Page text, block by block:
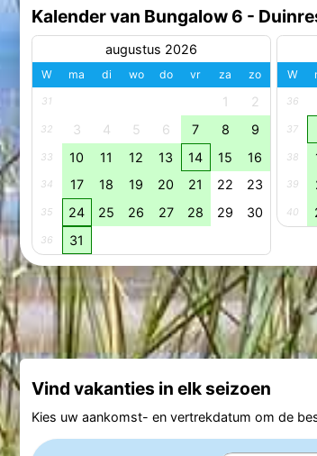
Kalender van Bungalow 6 -
augustus 2026
W ma di wo do vr za zo
31 1 2
32 3 4 5 6 7 8 9
33 10 11 12 13 14 15 16
34 17 18 19 20 21 22 23
35 24 25 26 27 28 29 30
36 31
W
36
37
38
39
40
Vind vakanties in elk seizoen
Kies uw aankomst- en vertrekdatum om de